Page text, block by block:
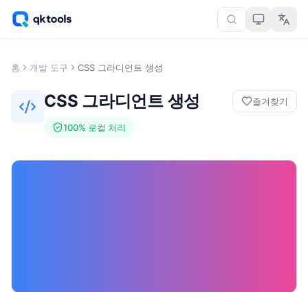
홈 개발 도구 CSS 그라디언트 생성
CSS 그라디언트 생성
100% 로컬 처리
즐겨찾기